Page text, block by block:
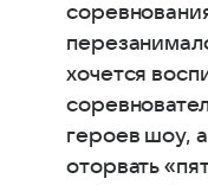
хочется
героев шоу,
оторвать